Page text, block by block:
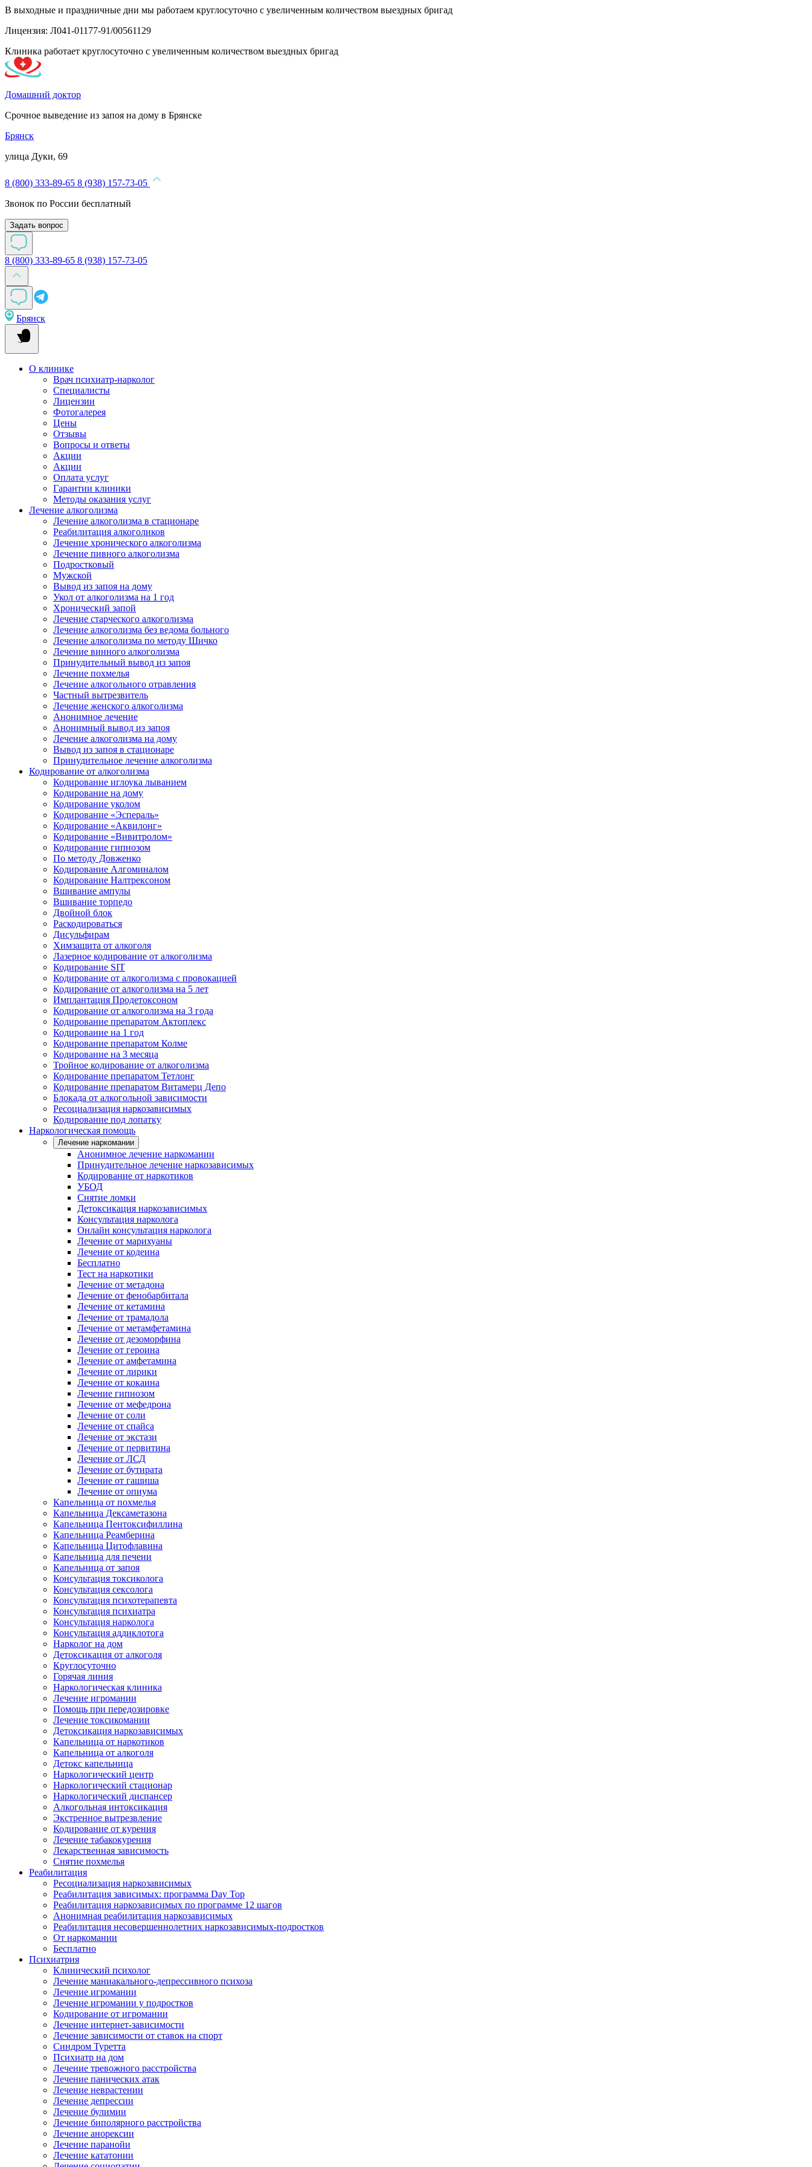
В выходные и праздничные дни мы работаем круглосуточно с увеличенным количеством выездных бригад
Лицензия: Л041-01177-91/00561129
Клиника работает круглосуточно с увеличенным количеством выездных бригад
Домашний доктор
Срочное выведение из запоя на дому в Брянске
Брянск
улица Дуки, 69
8 (800) 333-89-65 8 (938) 157-73-05
Звонок по России бесплатный
Задать вопрос
8 (800) 333-89-65 8 (938) 157-73-05
Брянск
О клинике
Врач психиатр-нарколог
Специалисты
Лицензии
Фотогалерея
Цены
Отзывы
Вопросы и ответы
Акции
Акции
Оплата услуг
Гарантии клиники
Методы оказания услуг
Лечение алкоголизма
Лечение алкоголизма в стационаре
Реабилитация алкоголиков
Лечение хронического алкоголизма
Лечение пивного алкоголизма
Подростковый
Мужской
Вывод из запоя на дому
Укол от алкоголизма на 1 год
Хронический запой
Лечение старческого алкоголизма
Лечение алкоголизма без ведома больного
Лечение алкоголизма по методу Шичко
Лечение винного алкоголизма
Принудительный вывод из запоя
Лечение похмелья
Лечение алкогольного отравления
Частный вытрезвитель
Лечение женского алкоголизма
Анонимное лечение
Анонимный вывод из запоя
Лечение алкоголизма на дому
Вывод из запоя в стационаре
Принудительное лечение алкоголизма
Кодирование от алкоголизма
Кодирование иглоука лыванием
Кодирование на дому
Кодирование уколом
Кодирование «Эспераль»
Кодирование «Аквилонг»
Кодирование «Вивитролом»
Кодирование гипнозом
По методу Довженко
Кодирование Алгоминалом
Кодирование Налтрексоном
Вшивание ампулы
Вшивание торпедо
Двойной блок
Раскодироваться
Дисульфирам
Химзащита от алкоголя
Лазерное кодирование от алкоголизма
Кодирование SIT
Кодирование от алкоголизма с провокацией
Кодирование от алкоголизма на 5 лет
Имплантация Продетоксоном
Кодирование от алкоголизма на 3 года
Кодирование препаратом Актоплекс
Кодирование на 1 год
Кодирование препаратом Колме
Кодирование на 3 месяца
Тройное кодирование от алкоголизма
Кодирование препаратом Тетлонг
Кодирование препаратом Витамерц Депо
Блокада от алкогольной зависимости
Ресоциализация наркозависимых
Кодирование под лопатку
Наркологическая помощь
Лечение наркомании
Анонимное лечение наркомании
Принудительное лечение наркозависимых
Кодирование от наркотиков
УБОД
Снятие ломки
Детоксикация наркозависимых
Консультация нарколога
Онлайн консультация нарколога
Лечение от марихуаны
Лечение от кодеина
Бесплатно
Тест на наркотики
Лечение от метадона
Лечение от фенобарбитала
Лечение от кетамина
Лечение от трамадола
Лечение от метамфетамина
Лечение от дезоморфина
Лечение от героина
Лечение от амфетамина
Лечение от лирики
Лечение от кокаина
Лечение гипнозом
Лечение от мефедрона
Лечение от соли
Лечение от спайса
Лечение от экстази
Лечение от первитина
Лечение от ЛСД
Лечение от бутирата
Лечение от гашиша
Лечение от опиума
Капельница от похмелья
Капельница Дексаметазона
Капельница Пентоксифиллина
Капельница Реамберина
Капельница Цитофлавина
Капельница для печени
Капельница от запоя
Консультация токсиколога
Консультация сексолога
Консультация психотерапевта
Консультация психиатра
Консультация нарколога
Консультация аддиклотога
Нарколог на дом
Детоксикация от алкоголя
Круглосуточно
Горячая линия
Наркологическая клиника
Лечение игромании
Помощь при передозировке
Лечение токсикомании
Детоксикация наркозависимых
Капельница от наркотиков
Капельница от алкоголя
Детокс капельница
Наркологический центр
Наркологический стационар
Наркологический диспансер
Алкогольная интоксикация
Экстренное вытрезвление
Кодирование от курения
Лечение табакокурения
Лекарственная зависимость
Снятие похмелья
Реабилитация
Ресоциализация наркозависимых
Реабилитация зависимых: программа Day Top
Реабилитация наркозависимых по программе 12 шагов
Анонимная реабилитация наркозависимых
Реабилитация несовершеннолетних наркозависимых-подростков
От наркомании
Бесплатно
Психиатрия
Клинический психолог
Лечение маниакального-депрессивного психоза
Лечение игромании
Лечение игромании у подростков
Кодирование от игромании
Лечение интернет-зависимости
Лечение зависимости от ставок на спорт
Синдром Туретта
Психиатр на дом
Лечение тревожного расстройства
Лечение панических атак
Лечение неврастении
Лечение депрессии
Лечение булимии
Лечение биполярного расстройства
Лечение анорексии
Лечение паранойи
Лечение кататонии